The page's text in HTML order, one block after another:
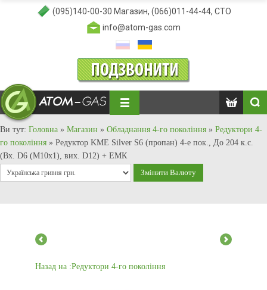
(095)140-00-30 Магазин, (066)011-44-44, СТО
info@atom-gas.com
Ви тут: Головна » Магазин » Обладнання 4-го покоління » Редуктори 4-
го покоління » Редуктор KME Silver S6 (пропан) 4-е пок., До 204 к.с.
(Вх. D6 (M10x1), вих. D12) + ЕМК
Назад на :Редуктори 4-го покоління